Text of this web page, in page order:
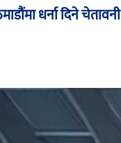
धर्ना दिने चेतावनी